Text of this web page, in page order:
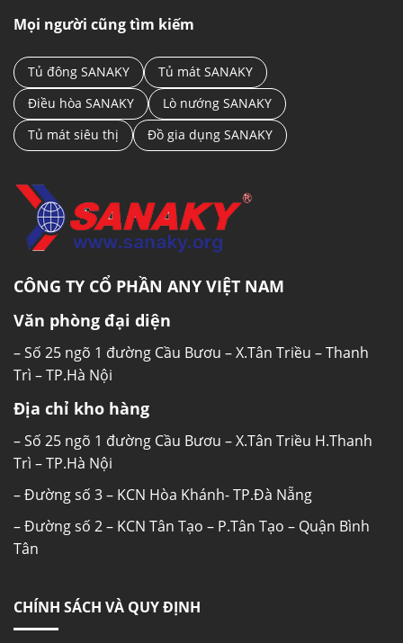
Mọi người cũng tìm kiếm
Tủ đông SANAKY
Tủ mát SANAKY
Điều hòa SANAKY
Lò nướng SANAKY
Tủ mát siêu thị
Đồ gia dụng SANAKY
CÔNG TY CỔ PHẦN ANY VIỆT NAM
Văn phòng đại diện
– Số 25 ngõ 1 đường Cầu Bươu – X.Tân Triều – Thanh
Trì – TP.Hà Nội
Địa chỉ kho hàng
– Số 25 ngõ 1 đường Cầu Bươu – X.Tân Triều H.Thanh
Trì – TP.Hà Nội
– Đường số 3 – KCN Hòa Khánh- TP.Đà Nẵng
– Đường số 2 – KCN Tân Tạo – P.Tân Tạo – Quận Bình
Tân
CHÍNH SÁCH VÀ QUY ĐỊNH